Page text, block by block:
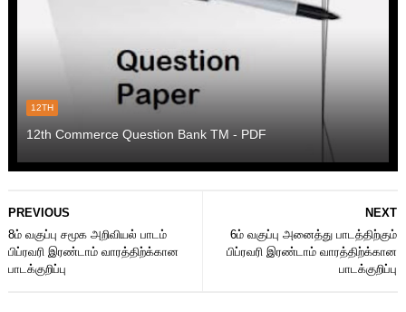
12TH
12th Commerce Question Bank TM - PDF
NEXT
6ம் வகுப்பு அனைத்து பாடத்திற்கும்
பிப்ரவரி இரண்டாம் வாரத்திற்க்கான
பாடக்குறிப்பு
PREVIOUS
8ம் வகுப்பு சமூக அறிவியல் பாடம்
பிப்ரவரி இரண்டாம் வாரத்திற்க்கான
பாடக்குறிப்பு